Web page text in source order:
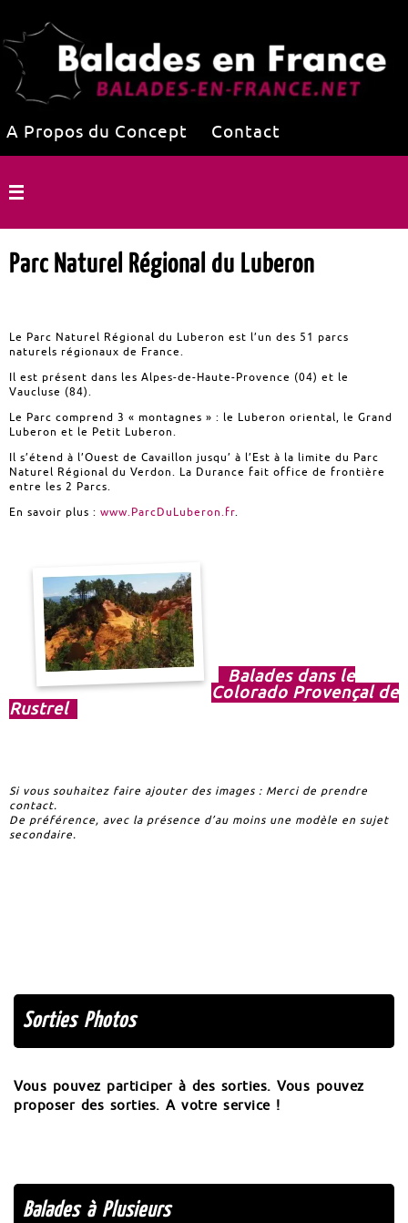
A Propos du Concept Contact
Parc Naturel Régional du Luberon
Le Parc Naturel Régional du Luberon est l’un des 51 parcs
naturels régionaux de France.
Il est présent dans les Alpes-de-Haute-Provence (04) et le
Vaucluse (84).
Le Parc comprend 3 « montagnes » : le Luberon oriental, le Grand
Luberon et le Petit Luberon.
Il s’étend à l’Ouest de Cavaillon jusqu’ à l’Est à la limite du Parc
Naturel Régional du Verdon. La Durance fait office de frontière
entre les 2 Parcs.
En savoir plus : www.ParcDuLuberon.fr.
Balades dans le
Colorado Provençal de
Rustrel
Si vous souhaitez faire ajouter des images : Merci de prendre
contact.
De préférence, avec la présence d’au moins une modèle en sujet
secondaire.
Sorties Photos
Vous pouvez participer à des sorties. Vous pouvez
proposer des sorties. A votre service !
Balades à Plusieurs